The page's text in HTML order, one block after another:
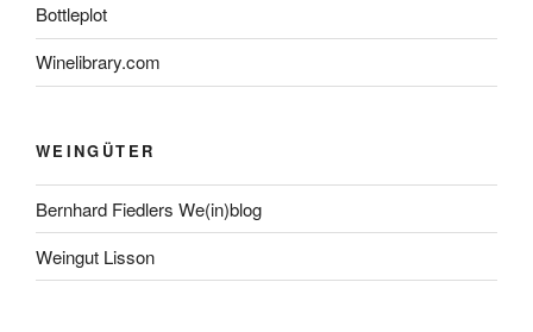
Bottleplot
Winelibrary.com
WEINGÜTER
Bernhard Fiedlers We(in)blog
Weingut Lisson